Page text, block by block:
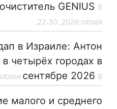
GENIUS 8
אוגוסט 2026, 22:30,
в Израиле: Антон
четырёх городах в
сентябре 2026 8 אוגוסט 2026, 21:49,
малого и среднего